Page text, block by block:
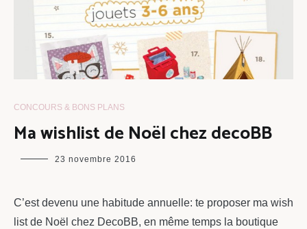
CONCOURS & BONS PLANS
Ma wishlist de Noël chez decoBB
maman
23 novembre 2016
C’est devenu une habitude annuelle: te proposer ma wish
list de Noël chez DecoBB, en même temps la boutique